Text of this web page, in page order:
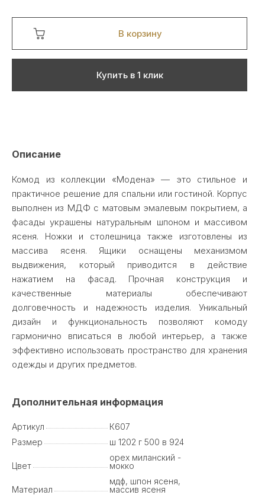
В корзину
Купить в 1 клик
Описание
Комод из коллекции «Модена» — это стильное и
практичное решение для спальни или гостиной. Корпус
выполнен из МДФ с матовым эмалевым покрытием, а
фасады украшены натуральным шпоном и массивом
ясеня. Ножки и столешница также изготовлены из
массива ясеня. Ящики оснащены механизмом
выдвижения, который приводится в действие
нажатием на фасад. Прочная конструкция и
качественные материалы обеспечивают
долговечность и надежность изделия. Уникальный
дизайн и функциональность позволяют комоду
гармонично вписаться в любой интерьер, а также
эффективно использовать пространство для хранения
одежды и других предметов.
Дополнительная информация
Артикул
К607
Размер
ш 1202 г 500 в 924
Цвет
орех миланский -
мокко
Материал
мдф, шпон ясеня,
массив ясеня